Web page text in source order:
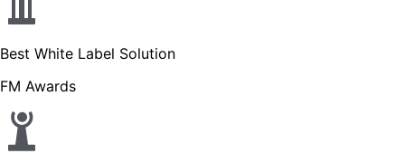
Best White Label Solution
FM Awards